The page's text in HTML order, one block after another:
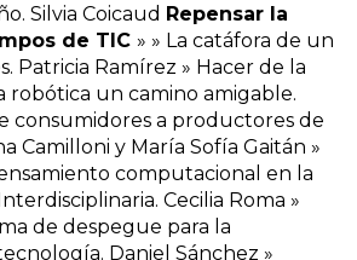
Silvia Coicaud Repensar la
de TIC » » La catáfora de un
Patricia Ramírez » Hacer de la
robótica un camino amigable.
consumidores a productores de
Camilloni y María Sofía Gaitán »
computacional en la
Cecilia Roma »
de despegue para la
Daniel Sánchez »